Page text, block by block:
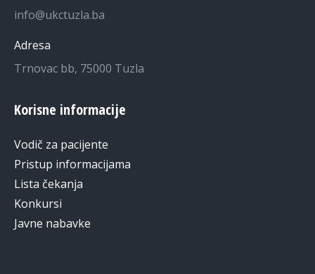
info@ukctuzla.ba
Adresa
Trnovac bb, 75000 Tuzla
Korisne informacije
Vodič za pacijente
Pristup informacijama
Lista čekanja
Konkursi
Javne nabavke